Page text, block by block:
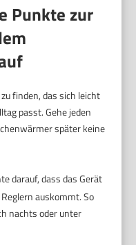
Punkte zur
finden, das sich leicht
passt. Gehe jeden
später keine
darauf, dass das Gerät
auskommt. So
nachts oder unter